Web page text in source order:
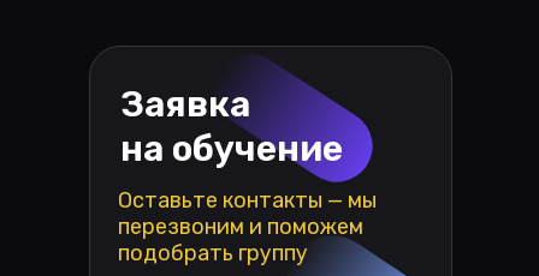
Заявка
на обучение
Оставьте контакты — мы
перезвоним и поможем
подобрать группу